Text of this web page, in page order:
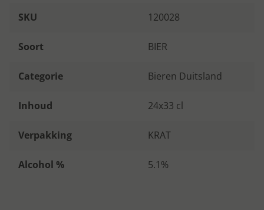
SKU 120028
Soort BIER
Categorie Bieren Duitsland
Inhoud 24x33 cl
Verpakking KRAT
Alcohol % 5.1%